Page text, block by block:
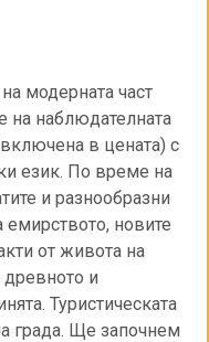
модерната част
наблюдателната
в цената) с
език. По време на
и разнообразни
емирството, новите
от живота на
древното и
Туристическата
града. Ще започнем